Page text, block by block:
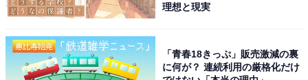
占い師＆イラストレータープロフィール
理想と現実
「青春18きっぷ」販売激減の裏
に何が？ 連続利用の厳格化だけ